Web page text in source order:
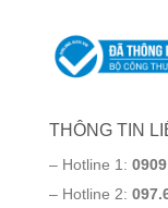
THÔNG TIN
– Hotline 1:
– Hotline 2: